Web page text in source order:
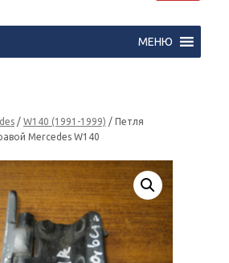
МЕНЮ
/ W140 (1991-1999) / Петля
Mercedes W140